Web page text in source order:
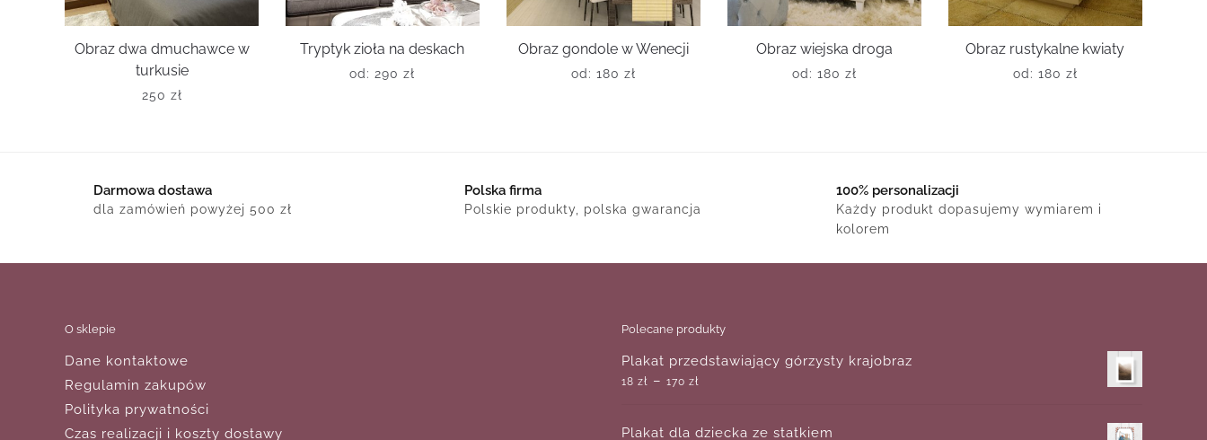
Obraz dwa dmuchawce w
turkusie
250 zł
Tryptyk zioła na deskach
od: 290zł
Obraz gondole w Wenecji
od: 180 zł
Obraz wiejska droga
od: 180 zł
Obraz rustykalne kwiaty
od: 180 zł
Darmowa dostawa
dla zamówień powyżej 500 zł
Polska firma
Polskie produkty, polska gwarancja
100% personalizacji
Każdy produkt dopasujemy wymiarem i
kolorem
O sklepie
Dane kontaktowe
Regulamin zakupów
Polityka prywatności
Czas realizacji i koszty dostawy
Polecane produkty
Plakat przedstawiający górzysty krajobraz
18 zł – 170 zł
Plakat dla dziecka ze statkiem